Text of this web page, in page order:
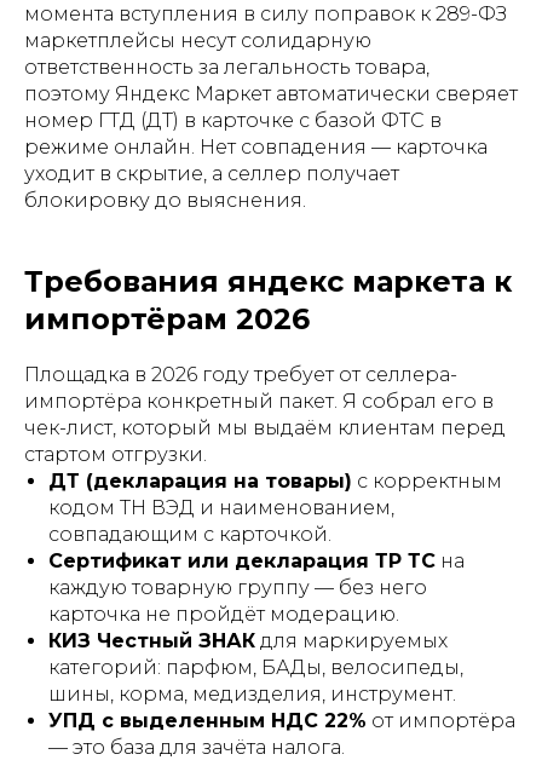
момента вступления в силу поправок к 289-ФЗ
маркетплейсы несут солидарную
ответственность за легальность товара,
поэтому Яндекс Маркет автоматически сверяет
номер ГТД (ДТ) в карточке с базой ФТС в
режиме онлайн. Нет совпадения — карточка
уходит в скрытие, а селлер получает
блокировку до выяснения.
Требования яндекс маркета к
импортёрам 2026
Площадка в 2026 году требует от селлера-
импортёра конкретный пакет. Я собрал его в
чек-лист, который мы выдаём клиентам перед
стартом отгрузки.
ДТ (декларация на товары) с корректным
кодом ТН ВЭД и наименованием,
совпадающим с карточкой.
Сертификат или декларация ТР ТС на
каждую товарную группу — без него
карточка не пройдёт модерацию.
КИЗ Честный ЗНАК для маркируемых
категорий: парфюм, БАДы, велосипеды,
шины, корма, медизделия, инструмент.
УПД с выделенным НДС 22% от импортёра
— это база для зачёта налога.